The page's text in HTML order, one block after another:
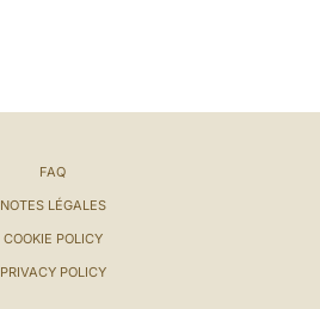
FAQ
NOTES LÉGALES
COOKIE POLICY
PRIVACY POLICY